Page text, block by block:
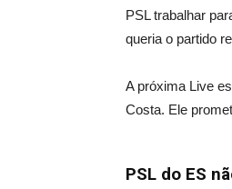
PSL trabalhar
queria o partido
A próxima Live
Costa. Ele
PSL do ES